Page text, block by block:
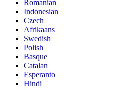
Romanian
Indonesian
Czech
Afrikaans
Swedish
Polish
Basque
Catalan
Esperanto
Hindi